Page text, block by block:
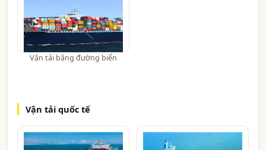
Vận tải bằng đường biển
Vận tải quốc tế